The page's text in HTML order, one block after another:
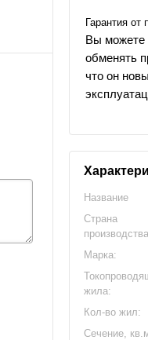
Гарантия от
Вы можете
обменять
что он
Название
Страна
Марка:
жила:
Кол-во жил:
Сечение,